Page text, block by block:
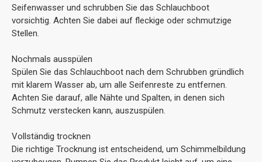
Seifenwasser und schrubben Sie das Schlauchboot
vorsichtig. Achten Sie dabei auf fleckige oder schmutzige
Stellen.
Nochmals ausspülen
Spülen Sie das Schlauchboot nach dem Schrubben gründlich
mit klarem Wasser ab, um alle Seifenreste zu entfernen.
Achten Sie darauf, alle Nähte und Spalten, in denen sich
Schmutz verstecken kann, auszuspülen.
Vollständig trocknen
Die richtige Trocknung ist entscheidend, um Schimmelbildung